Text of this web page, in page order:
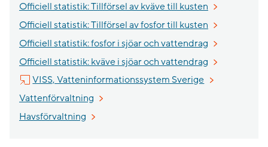
Officiell statistik: Tillförsel av kväve till kusten
Officiell statistik: Tillförsel av fosfor till kusten
Officiell statistik: fosfor i sjöar och vattendrag
Officiell statistik: kväve i sjöar och vattendrag
VISS, Vatteninformationssystem SverigeLänk till annan
Vattenförvaltning
Havsförvaltning